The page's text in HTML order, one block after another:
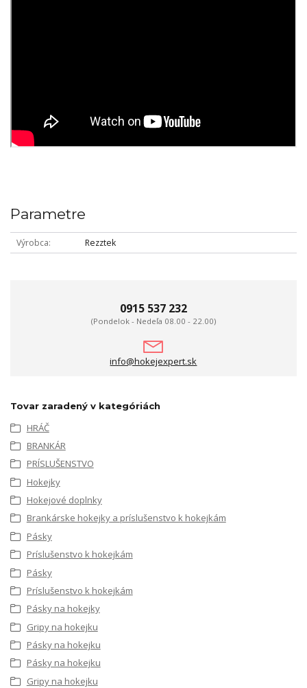
Parametre
Výrobca Rezztek
0915 537 232
(Pondelok - Nedeľa 08.00 - 22.00)
info@hokejexpert.sk
Tovar zaradený v kategóriách
HRÁČ
BRANKÁR
PRÍSLUŠENSTVO
Hokejky
Hokejové doplnky
Brankárske hokejky a príslušenstvo k hokejkám
Pásky
Príslušenstvo k hokejkám
Pásky
Príslušenstvo k hokejkám
Pásky na hokejky
Gripy na hokejku
Pásky na hokejku
Pásky na hokejku
Gripy na hokejku